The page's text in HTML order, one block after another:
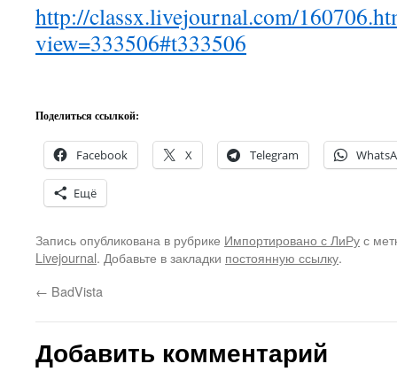
http://classx.livejournal.com/
view=333506#t333506
Поделиться ссылкой:
Facebook X Telegram
Ещё
Запись опубликована в рубрике Импортировано с ЛиРус
Livejournal. Добавьте в закладки постоянную ссылку.
← BadVista
Добавить комментарий